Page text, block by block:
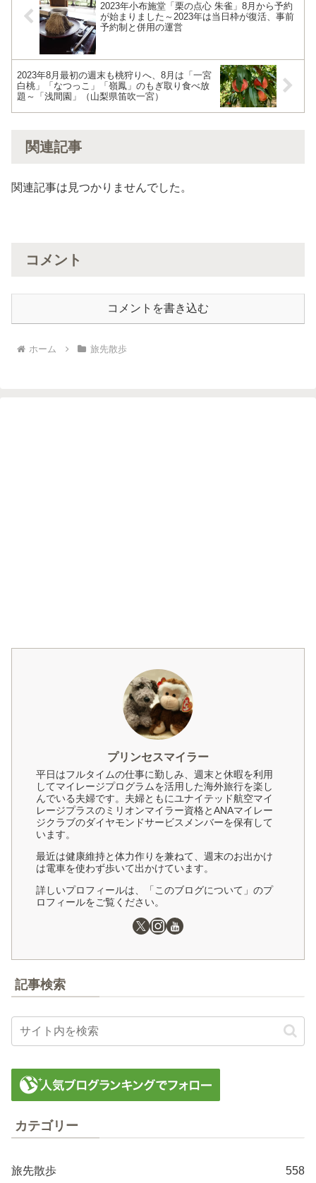
2023年小布施堂「栗の点心 朱雀」8月から予約
が始まりました～2023年は当日枠が復活、事前
予約制と併用の運営
2023年8月最初の週末も桃狩りへ、8月は「一宮
白桃」「なつっこ」「嶺鳳」のもぎ取り食べ放
題～「浅間園」（山梨県笛吹一宮）
関連記事
関連記事は見つかりませんでした。
コメント
コメントを書き込む
ホーム 旅先散歩
プリンセスマイラー
平日はフルタイムの仕事に勤しみ、週末と休暇を利用
してマイレージプログラムを活用した海外旅行を楽し
んでいる夫婦です。夫婦ともにユナイテッド航空マイ
レージプラスのミリオンマイラー資格とANAマイレー
ジクラブのダイヤモンドサービスメンバーを保有して
います。
最近は健康維持と体力作りを兼ねて、週末のお出かけ
は電車を使わず歩いて出かけています。
詳しいプロフィールは、「このブログについて」のプ
ロフィールをご覧ください。
記事検索
カテゴリー
旅先散歩 558